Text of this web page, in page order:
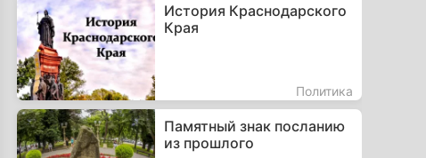
История Краснодарского
Края
Политика
Памятный знак посланию
из прошлого